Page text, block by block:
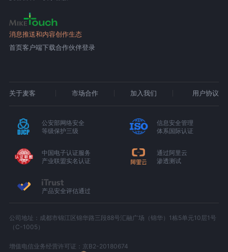
消息推送和内容创作生态
首页客户端下载合作伙伴登录
关于麦客 市场合作 加入我们 用户协议
公安部网络安全
等级保护三级
信息安全管理
体系国际认证
中国电子认证服务
产业联盟实名认证
通过阿里云
渗透测试
产品安全评估通过
公司地址：成都市锦江区锦华路三段88号汇融广场（锦华）1栋5单元10层1号
（C-1005）
增值电信业务经营许可证：京B2-20180674